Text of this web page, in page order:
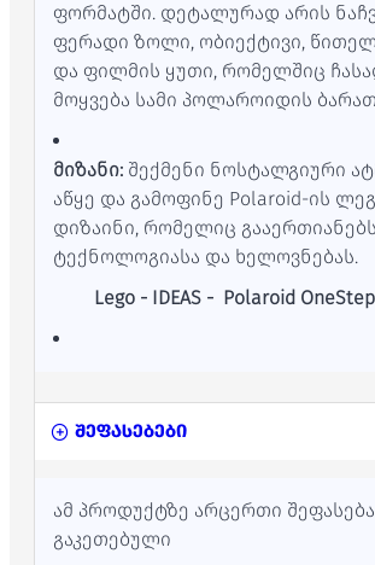
ფორმატში. დეტალურად არის
ფერადი ზოლი, ობიექტივი,
და ფილმის ყუთი, რომელშიც
მოყვება სამი პოლაროიდის
მიზანი: შექმენი ნოსტალგიური
აწყე და გამოფინე Polaroid-ის
დიზაინი, რომელიც გააერთიანებს
ტექნოლოგიასა და ხელოვნებას.
Lego - IDEAS - Polaroid
შეფასებები
ამ პროდუქტზე არცერთი
გაკეთებული